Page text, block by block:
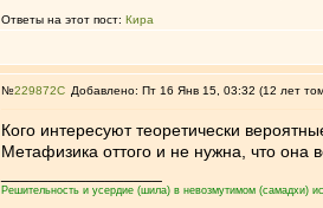
Ответы на этот пост: Кира
№229872 Добавлено: Пт 16 Янв 15, 03:32 (12 лет
Кого интересуют теоретически
Метафизика оттого и не нужна, что она
Решительность и усердие (шила) в невозмутимом (самадхи)